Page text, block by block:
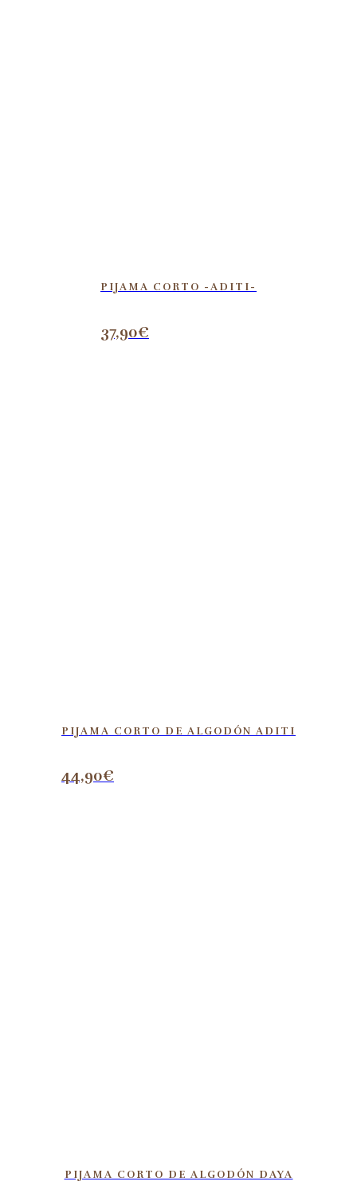
PIJAMA CORTO -ADITI-
37,90€
PIJAMA CORTO DE ALGODÓN ADITI
44,90€
PIJAMA CORTO DE ALGODÓN DAYA